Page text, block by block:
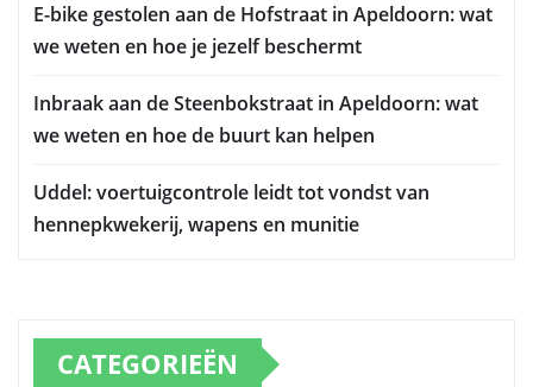
E-bike gestolen aan de Hofstraat in Apeldoorn: wat
we weten en hoe je jezelf beschermt
Inbraak aan de Steenbokstraat in Apeldoorn: wat
we weten en hoe de buurt kan helpen
Uddel: voertuigcontrole leidt tot vondst van
hennepkwekerij, wapens en munitie
CATEGORIEËN